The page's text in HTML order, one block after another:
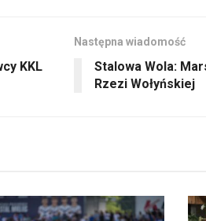
KKL
Następna wiadomość
Stalowa Wola:
Rzezi Wołyńskiej